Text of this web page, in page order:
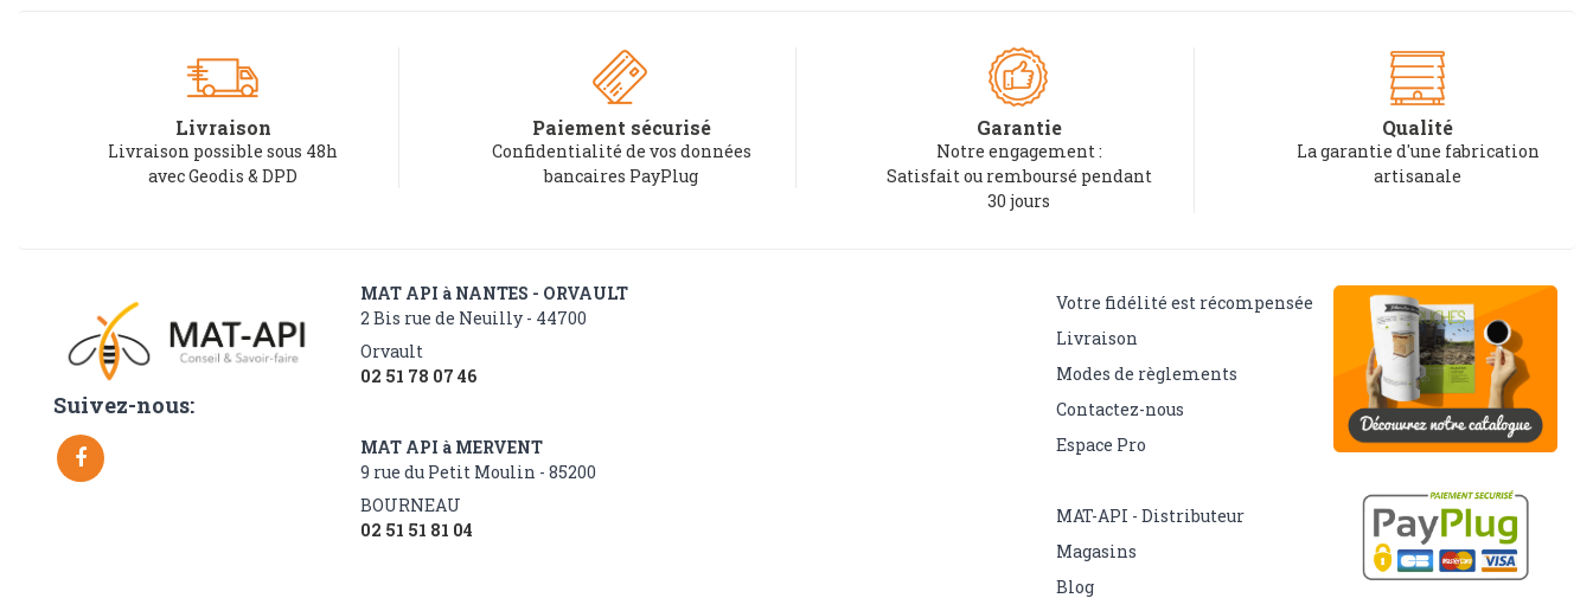
Livraison
Livraison possible sous 48h
avec Geodis & DPD
Paiement sécurisé
Confidentialité de vos données
bancaires PayPlug
Garantie
Notre engagement :
Satisfait ou remboursé pendant
30 jours
Qualité
La garantie d'une fabrication
artisanale
Suivez-nous:
MAT API à NANTES - ORVAULT
2 Bis rue de Neuilly - 44700
Orvault
02 51 78 07 46
MAT API à MERVENT
9 rue du Petit Moulin - 85200
BOURNEAU
02 51 51 81 04
Votre fidélité est récompensée
Livraison
Modes de règlements
Contactez-nous
Espace Pro
MAT-API - Distributeur
Magasins
Blog